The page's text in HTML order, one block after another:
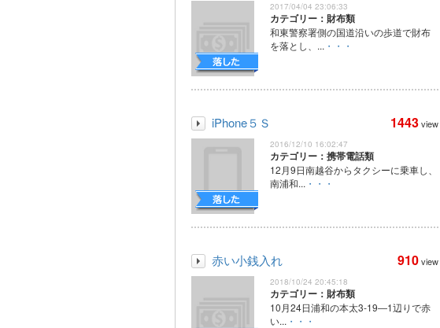
2017/04/04 23:06:33
カテゴリー：財布類
和東警察署側の国道沿いの歩道で財布
を落とし、... ・・・
iPhone５Ｓ 1443view
2016/12/10 16:02:47
カテゴリー：携帯電話類
12月9日南越谷からタクシーに乗車し、
南浦和... ・・・
赤い小銭入れ 910view
2018/10/24 20:45:18
カテゴリー：財布類
10月24日浦和の本太3‐19―1辺りで赤
い... ・・・